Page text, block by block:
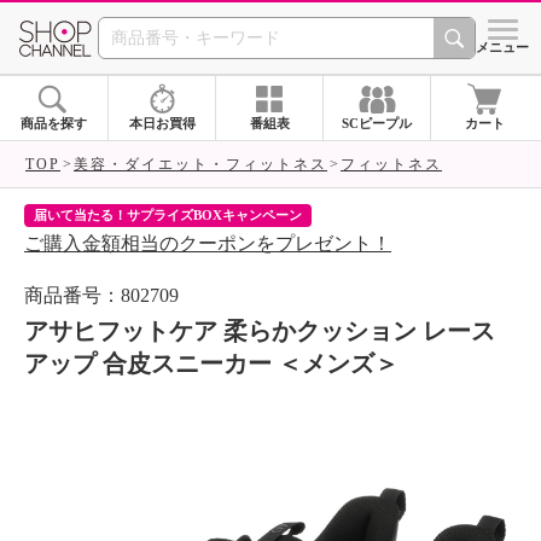
SHOP CHANNEL シメニュー
商品を探す 本日お買得 番組表 SCピープル カート
TOP 美容・ダイエット・フィットネス フィットネス
届いて当たる！サプライズBOXキャンペーン
ご購入金額相当のクーポンをプレゼント！
商品番号：802709
アサヒフットケア 柔らかクッション レース
アップ 合皮スニーカー ＜メンズ＞